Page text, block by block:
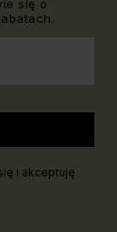
się o
i akceptuję